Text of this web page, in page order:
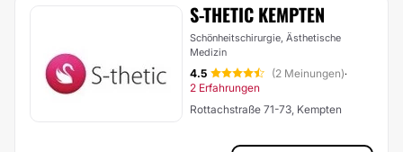
S-THETIC KEMPTEN
Schönheitschirurgie, Ästhetische
Medizin
4.5 (2 Meinungen)·
2 Erfahrungen
Rottachstraße 71-73, Kempten